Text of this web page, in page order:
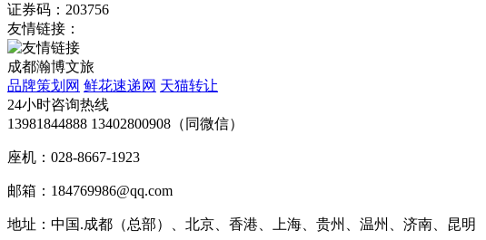
证券码：203756
友情链接：
成都瀚博文旅
品牌策划网 鲜花速递网 天猫转让
24小时咨询热线
13981844888 13402800908（同微信）
座机：028-8667-1923
邮箱：184769986@qq.com
地址：中国.成都（总部）、北京、香港、上海、贵州、温州、济南、昆明